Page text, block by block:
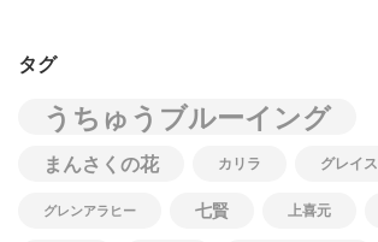
タグ
うちゅうブルーイング
まんさくの花 カリラ グレイス
グレンアラヒー 七賢 上喜元